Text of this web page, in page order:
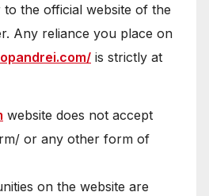
the official website of the
Any reliance you place on
is strictly at
website does not accept
or any other form of
on the website are